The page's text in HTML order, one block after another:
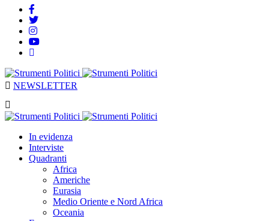
NEWSLETTER
In evidenza
Interviste
Quadranti
Africa
Americhe
Eurasia
Medio Oriente e Nord Africa
Oceania